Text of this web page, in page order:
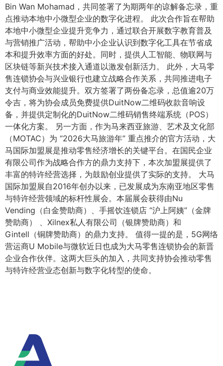
Bin Wan Mohamad，共同签署了为期两年的谅解备忘录，重
点推动本地中小微型企业的数字化进程。 此次合作旨在帮助
本地中小微型企业提升竞争力，通过联合开展数字教育普及
与营销推广活动，帮助中小企业认识到数字化工具在节省成
本和提升效率方面的好处。同时，提供人工智能、物联网与
区块链等新兴技术接入通道以激发创新活力。 此外，大马零
售连锁协会与兴业银行也建立战略合作关系，共同推进电子
支付与商业效能提升。双方签署了两份备忘录，总值逾20万
令吉，将为协会成员免费提供DuitNow二维码收款音响设
备，并提供定制化的DuitNow二维码销售终端系统（POS）
一体化方案。 另一方面，作为马来西亚旅游、艺术及文化部
（MOTAC）为 “2026大马旅游年” 重点推介的官方活动，大
马国际加盟展是推动零售经济增长的关键平台。在国民企业
有限公司作为战略合作方的鼎力支持下，本次加盟展提供了
丰富的特许经营选择，为鼓励创业提供了实际的支持。 大马
国际加盟展自2016年创办以来，已发展成为东南亚地区零售
与特许经营领域的标杆性展会。本届展会获得由Nu
Vending（白金赞助商）、手摇饮连锁店 “沪上阿姨”（金牌
赞助商） 、Xilnex私人有限公司（银牌赞助商）和
Gintell（铜牌赞助商）的鼎力支持。 值得一提的是，5G网络
营运商U Mobile与微软近日也成为大马零售连锁协会的新晋
企业合作伙伴。这两大巨头的加入，共同支持协会推动零售
与特许经营业态创新与数字化转型的使命。